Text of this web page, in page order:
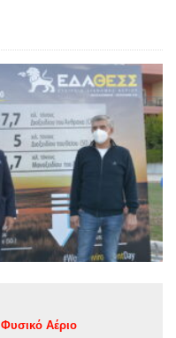
Φυσικό Αέριο